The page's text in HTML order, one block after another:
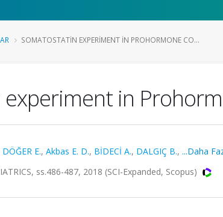
SOMATOSTATIN EXPERIMENT IN PROHORMONE CO...
in
DÖĞER E., Akbas E. D., BİDECİ A., DALGIÇ B., ...Daha
ss.486-487, 2018 (SCI-Expanded, Scopus)